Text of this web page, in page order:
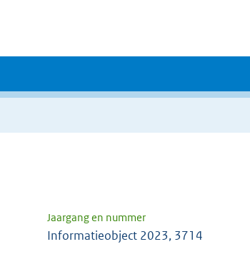
Jaargang en nummer
Informatieobject 2023, 3714